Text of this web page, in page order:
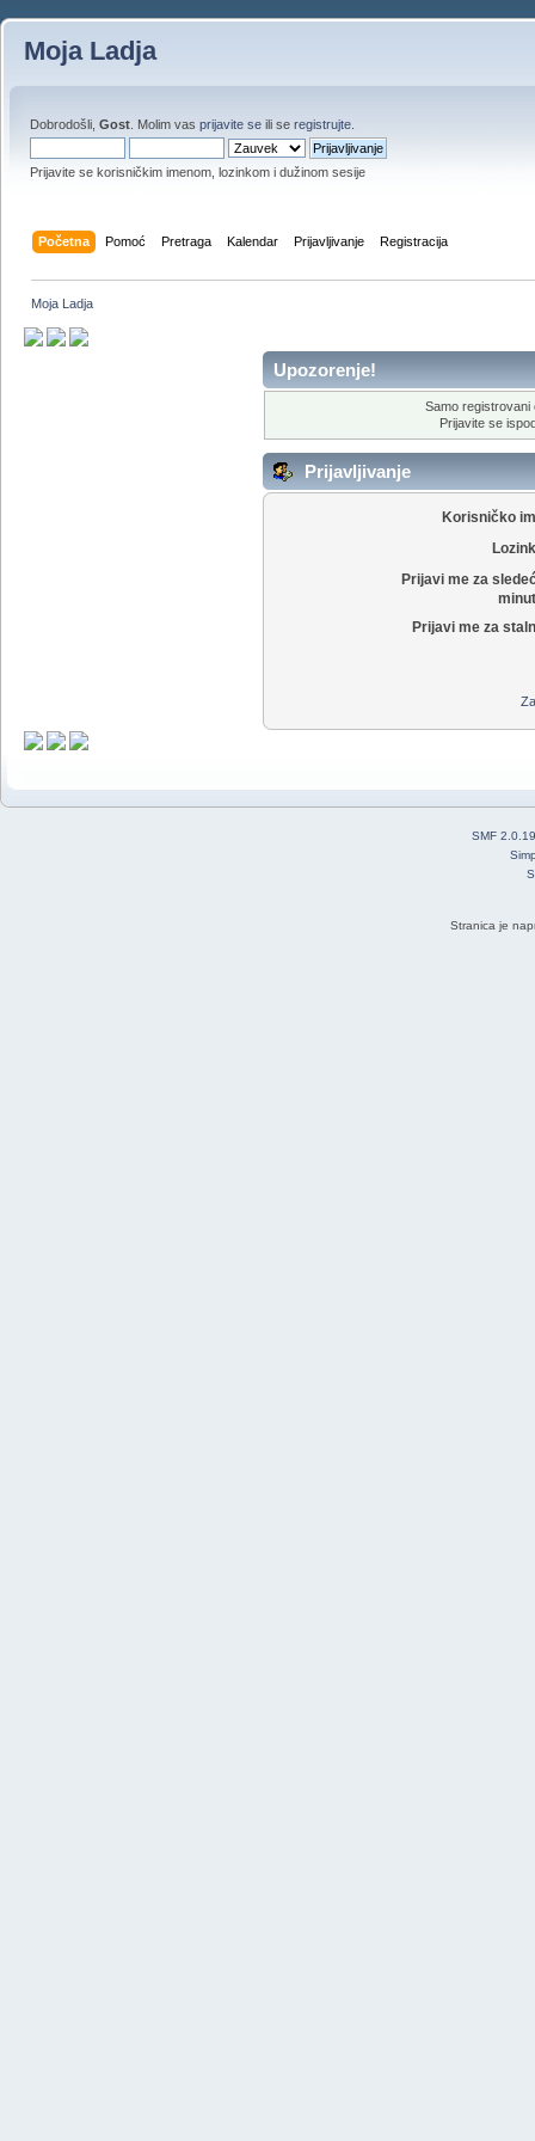
Moja Ladja
Dobrodošli, Gost . Molim vas prijavite se ili se registrujte
Prijavite se korisničkim imenom, lozinkom i dužinom sesije
Početna Pomoć Pretraga Kalendar Prijavljivanje Registracija
Moja Ladja
Upozorenje!
Samo registrovani
Prijavite se
Prijavljivanje
Korisničko
Prijavi me za
Prijavi me za
SMF 2.0.19
Stranica je